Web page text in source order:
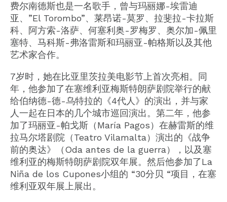
费尔南德斯也是一名歌手，曾与玛丽娜-埃雷迪
亚、”El Torombo”、莱昂诺-莫罗、拉斐拉-卡拉斯
科、阿方索-洛萨、何塞利奥-罗梅罗、奥尔加-佩里
塞特、马科斯-弗洛雷斯和玛丽亚-帕格斯以及其他
艺术家合作。
7岁时，她在比亚里茨拉美电影节上首次亮相。同
年，他参加了在塞维利亚梅斯特朗萨剧院举行的献
给伯纳德-德-乌特拉的《4代人》的演出，并与家
人一起在日本的几个城市巡回演出。第二年，他参
加了玛丽亚-帕戈斯（María Pagos）在赫雷斯的维
拉马尔塔剧院（Teatro Vilamalta）演出的《战争
前的奥达》（Oda antes de la guerra），以及塞
维利亚的梅斯特朗萨剧院双年展。然后他参加了La
Niña de los Cupones小组的 “30分贝 “项目，在塞
维利亚双年展上展出。